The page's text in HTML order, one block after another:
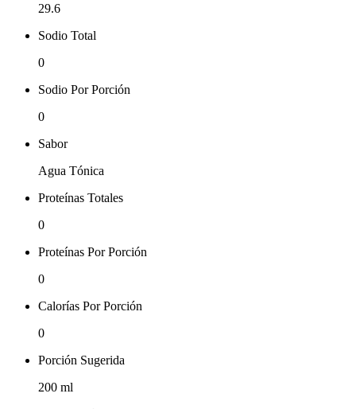
29.6
Sodio Total
0
Sodio Por Porción
0
Sabor
Agua Tónica
Proteínas Totales
0
Proteínas Por Porción
0
Calorías Por Porción
0
Porción Sugerida
200 ml